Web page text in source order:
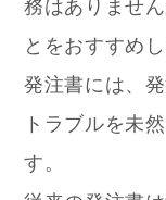
務はありませ
とをおすすめし
発注書には、
トラブルを未
す。